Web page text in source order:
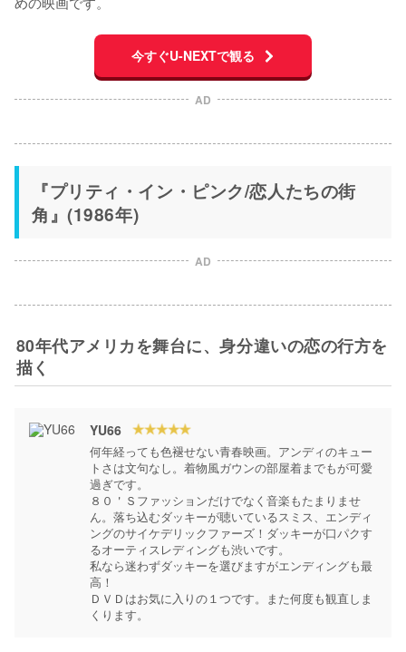
今すぐU-NEXTで観る
AD
『プリティ・イン・ピンク/恋人たちの街
角』(1986年)
AD
80年代アメリカを舞台に、身分違いの恋の行方を
描く
YU66
何年経っても色褪せない青春映画。アンディのキュー
トさは文句なし。着物風ガウンの部屋着までもが可愛
過ぎです。
８０＇Ｓファッションだけでなく音楽もたまりませ
ん。落ち込むダッキーが聴いているスミス、エンディ
ングのサイケデリックファーズ！ダッキーが口パクす
るオーティスレディングも渋いです。
私なら迷わずダッキーを選びますがエンディングも最
高！
ＤＶＤはお気に入りの１つです。また何度も観直しま
くります。